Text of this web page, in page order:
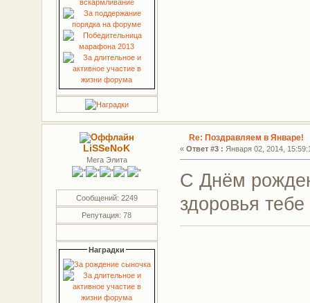
LiSSeNoK
Мега Элита
Сообщений: 2249
Репутация: 78
Наградки
Re: Поздравляем в Январе!
«Ответ #3 : Января 02, 2014,
С Днём
здоровья